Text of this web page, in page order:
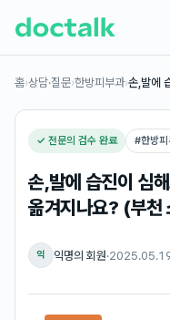
홈›상담·질문›한방피부과›손,발에
✓ 전문의 검수 완료 #한방
손,발에 습진이 심
옮겨지나요? (부천
익 익명의 회원·